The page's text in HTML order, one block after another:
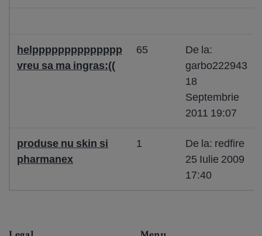
helpppppppppppppp
vreu sa ma ingras:((
65
De la:
garbo222943
18
Septembrie
2011 19:07
produse nu skin si
pharmanex
1
De la: redfire
25 Iulie 2009
17:40